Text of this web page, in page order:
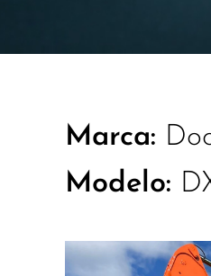
Marca:
Modelo: